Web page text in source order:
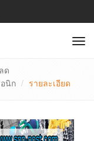
ด
นิก
รายละเอียด